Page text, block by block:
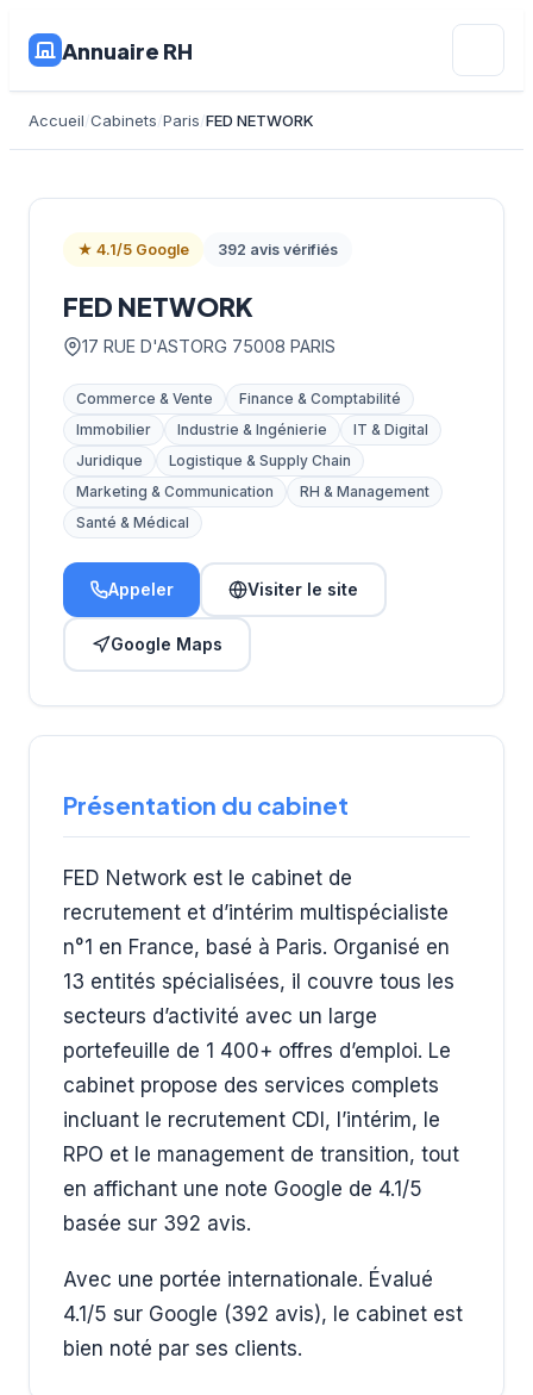
Annuaire RH
Accueil Cabinets Paris FED NETWORK
★ 4.1/5 Google 392 avis vérifiés
FED NETWORK
17 RUE D'ASTORG 75008 PARIS
Commerce & Vente
Finance & Comptabilité
Immobilier
Industrie & Ingénierie
IT & Digital
Juridique
Logistique & Supply Chain
Marketing & Communication
RH & Management
Santé & Médical
Appeler Visiter le site
Google Maps
Présentation du cabinet
FED Network est le cabinet de
recrutement et d’intérim multispécialiste
n°1 en France, basé à Paris. Organisé en
13 entités spécialisées, il couvre tous les
secteurs d’activité avec un large
portefeuille de 1 400+ offres d’emploi. Le
cabinet propose des services complets
incluant le recrutement CDI, l’intérim, le
RPO et le management de transition, tout
en affichant une note Google de 4.1/5
basée sur 392 avis.
Avec une portée internationale. Évalué
4.1/5 sur Google (392 avis), le cabinet est
bien noté par ses clients.